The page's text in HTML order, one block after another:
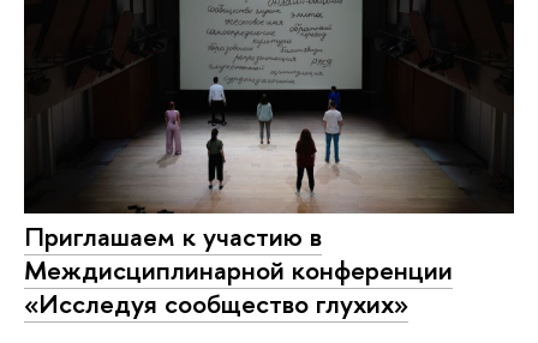
Приглашаем к участию в
Междисциплинарной конференции
«Исследуя сообщество глухих»